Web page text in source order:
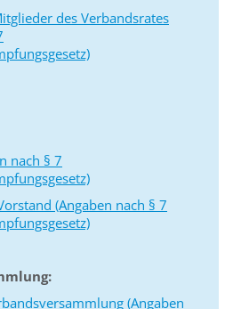
des Verbandsrates
nach § 7
(Angaben nach § 7
(Angaben